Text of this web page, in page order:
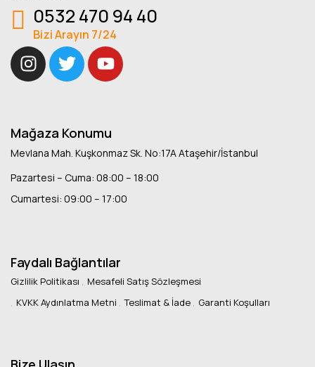
0532 470 94 40
Bizi Arayın 7/24
Mağaza Konumu
Mevlana Mah. Kuşkonmaz Sk. No:17A Ataşehir/İstanbul
Pazartesi – Cuma: 08:00 – 18:00
Cumartesi: 09:00 – 17:00
Faydalı Bağlantılar
Gizlilik Politikası
Mesafeli Satış Sözleşmesi
KVKK Aydınlatma Metni
Teslimat & İade Garanti Koşulları